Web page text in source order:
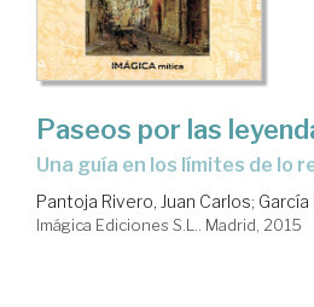
Paseos por las
una guía en los límites de lo
Pantoja Rivero, Juan Carlos;
Imágica Ediciones S.L.. Madrid, 2015